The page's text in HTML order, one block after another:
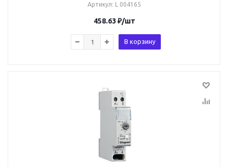
Артикул: L 004165
458.63 ₽/шт
В корзину